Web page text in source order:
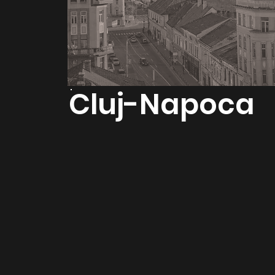
Cluj-Napoca